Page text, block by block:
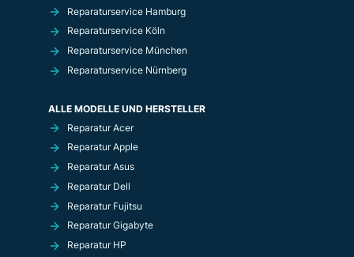
Reparaturservice Hamburg
Reparaturservice Köln
Reparaturservice München
Reparaturservice Nürnberg
ALLE MODELLE UND HERSTELLER
Reparatur Acer
Reparatur Apple
Reparatur Asus
Reparatur Dell
Reparatur Fujitsu
Reparatur Gigabyte
Reparatur HP